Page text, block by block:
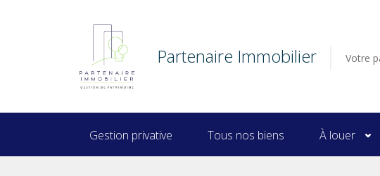
Partenaire Immobilier Votre
Gestion privative Tous nos biens À louer